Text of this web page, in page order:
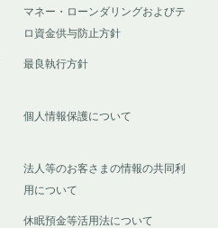
マネー・ローンダリングおよびテ
ロ資金供与防止方針
最良執行方針
個人情報保護について
法人等のお客さまの情報の共同利
用について
休眠預金等活用法について